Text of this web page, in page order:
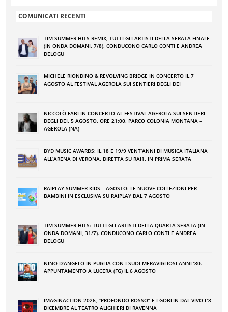
COMUNICATI RECENTI
TIM SUMMER HITS REMIX, TUTTI GLI ARTISTI DELLA SERATA FINALE
(IN ONDA DOMANI, 7/8). CONDUCONO CARLO CONTI E ANDREA
DELOGU
MICHELE RIONDINO & REVOLVING BRIDGE IN CONCERTO IL 7
AGOSTO AL FESTIVAL AGEROLA SUI SENTIERI DEGLI DEI
NICCOLÒ FABI IN CONCERTO AL FESTIVAL AGEROLA SUI SENTIERI
DEGLI DEI. 5 AGOSTO, ORE 21:00. PARCO COLONIA MONTANA –
AGEROLA (NA)
BYD MUSIC AWARDS: IL 18 E 19/9 VENT’ANNI DI MUSICA ITALIANA
ALL’ARENA DI VERONA. DIRETTA SU RAI1, IN PRIMA SERATA
RAIPLAY SUMMER KIDS – AGOSTO: LE NUOVE COLLEZIONI PER
BAMBINI IN ESCLUSIVA SU RAIPLAY DAL 7 AGOSTO
TIM SUMMER HITS: TUTTI GLI ARTISTI DELLA QUARTA SERATA (IN
ONDA DOMANI, 31/7). CONDUCONO CARLO CONTI E ANDREA
DELOGU
NINO DʼANGELO IN PUGLIA CON I SUOI MERAVIGLIOSI ANNI ʼ80.
APPUNTAMENTO A LUCERA (FG) IL 6 AGOSTO
IMAGINACTION 2026, “PROFONDO ROSSO” E I GOBLIN DAL VIVO L’8
DICEMBRE AL TEATRO ALIGHIERI DI RAVENNA